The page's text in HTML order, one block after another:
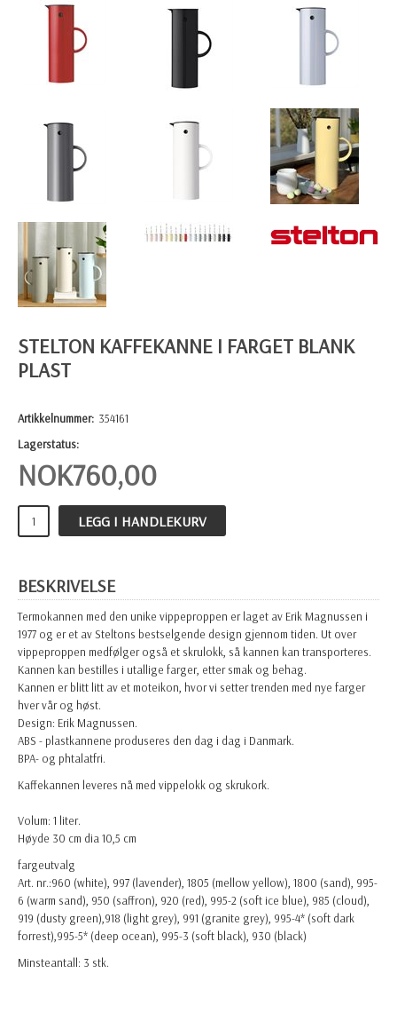
STELTON KAFFEKANNE I FARGET BLANK
PLAST
Artikkelnummer: 354161
Lagerstatus:
NOK760,00
LEGG I HANDLEKURV
BESKRIVELSE
Termokannen med den unike vippeproppen er laget av Erik Magnussen i
1977 og er et av Steltons bestselgende design gjennom tiden. Ut over
vippeproppen medfølger også et skrulokk, så kannen kan transporteres.
Kannen kan bestilles i utallige farger, etter smak og behag.
Kannen er blitt litt av et moteikon, hvor vi setter trenden med nye farger
hver vår og høst.
Design: Erik Magnussen.
ABS - plastkannene produseres den dag i dag i Danmark.
BPA- og phtalatfri.
Kaffekannen leveres nå med vippelokk og skrukork.
Volum: 1 liter.
Høyde 30 cm dia 10,5 cm
fargeutvalg
Art. nr.:960 (white), 997 (lavender), 1805 (mellow yellow), 1800 (sand), 995-
6 (warm sand), 950 (saffron), 920 (red), 995-2 (soft ice blue), 985 (cloud),
919 (dusty green),918 (light grey), 991 (granite grey), 995-4* (soft dark
forrest),995-5* (deep ocean), 995-3 (soft black), 930 (black)
Minsteantall: 3 stk.